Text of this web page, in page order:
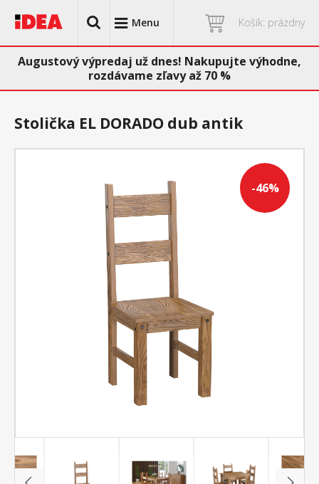
Menu Košík: prázdny
Augustový výpredaj už dnes! Nakupujte výhodne,
rozdávame zľavy až 70 %
-46%
Stolička EL DORADO dub antik